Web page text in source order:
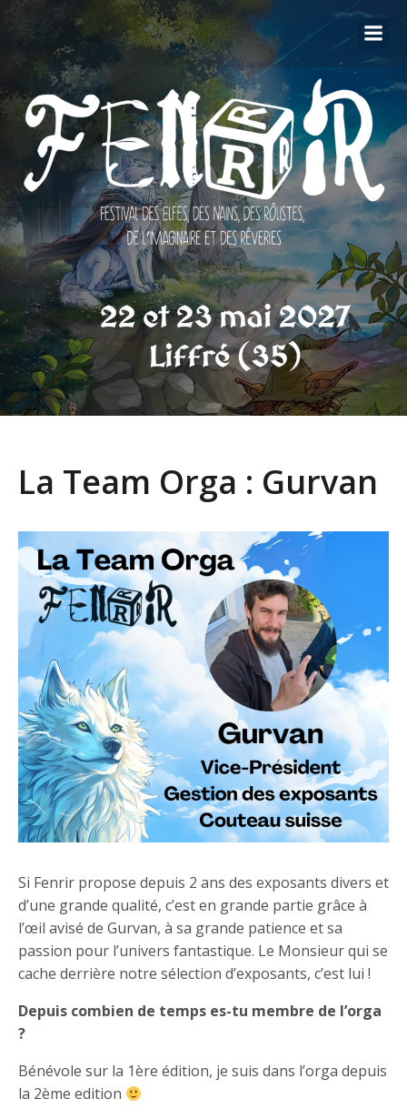
La Team Orga : Gurvan
Si Fenrir propose depuis 2 ans des exposants divers et
d’une grande qualité, c’est en grande partie grâce à
l’œil avisé de Gurvan, à sa grande patience et sa
passion pour l’univers fantastique. Le Monsieur qui se
cache derrière notre sélection d’exposants, c’est lui !
Depuis combien de temps es-tu membre de l’orga
?
Bénévole sur la 1ère édition, je suis dans l’orga depuis
la 2ème edition